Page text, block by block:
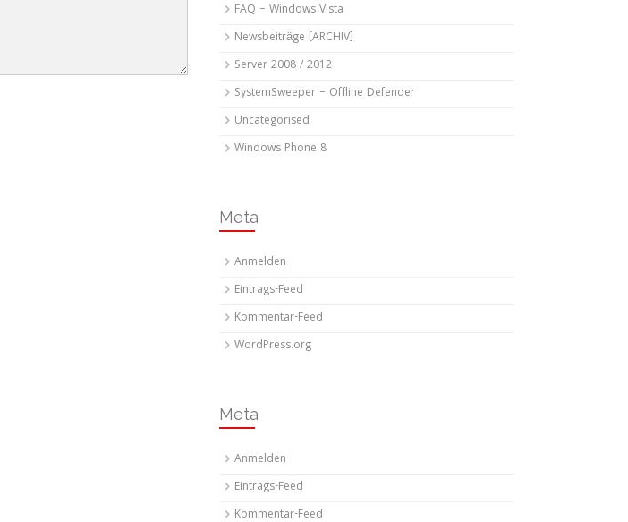
FAQ – Windows Vista
Newsbeiträge [ARCHIV]
Server 2008 / 2012
SystemSweeper – Offline Defender
Uncategorised
Windows Phone 8
Meta
Anmelden
Eintrags-Feed
Kommentar-Feed
WordPress.org
Meta
Anmelden
Eintrags-Feed
Kommentar-Feed